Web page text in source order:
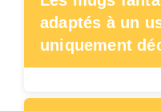
adaptés à un
uniquement